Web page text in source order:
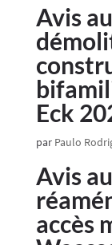
Avis
Eck
par Paulo
Avis
accès